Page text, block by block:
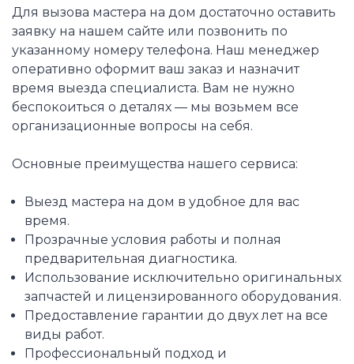
Для вызова мастера на дом достаточно оставить
заявку на нашем сайте или позвонить по
указанному номеру телефона. Наш менеджер
оперативно оформит ваш заказ и назначит
время выезда специалиста. Вам не нужно
беспокоиться о деталях — мы возьмем все
организационные вопросы на себя.
Основные преимущества нашего сервиса:
Выезд мастера на дом в удобное для вас
время.
Прозрачные условия работы и полная
предварительная диагностика.
Использование исключительно оригинальных
запчастей и лицензированного оборудования.
Предоставление гарантии до двух лет на все
виды работ.
Профессиональный подход и